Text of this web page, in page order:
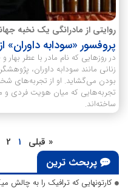
روایتی از مادرانگی یک نخبه
پروفسور «سودابه
در روزهایی که نام مادر با عطر
زنانی مانند سودابه داوران،
بودن می‌گشاید. او از تجربه‌های
تجربه‌هایی که میان هویت فردی و
ساخته‌اند.
« قبلی 1
2
پربحث ترین
کارتونهایی که ترافیک را به چالش